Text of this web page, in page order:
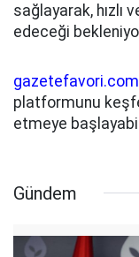
sağlayarak, hızlı
edeceği
gazetefavori.com
platformunu
etmeye
Gündem